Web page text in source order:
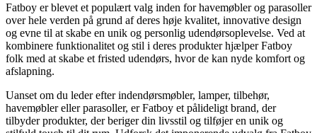
Fatboy er blevet et populært valg inden for havemøbler og parasoller
over hele verden på grund af deres høje kvalitet, innovative design
og evne til at skabe en unik og personlig udendørsoplevelse. Ved at
kombinere funktionalitet og stil i deres produkter hjælper Fatboy
folk med at skabe et fristed udendørs, hvor de kan nyde komfort og
afslapning.
Uanset om du leder efter indendørsmøbler, lamper, tilbehør,
havemøbler eller parasoller, er Fatboy et pålideligt brand, der
tilbyder produkter, der beriger din livsstil og tilføjer en unik og